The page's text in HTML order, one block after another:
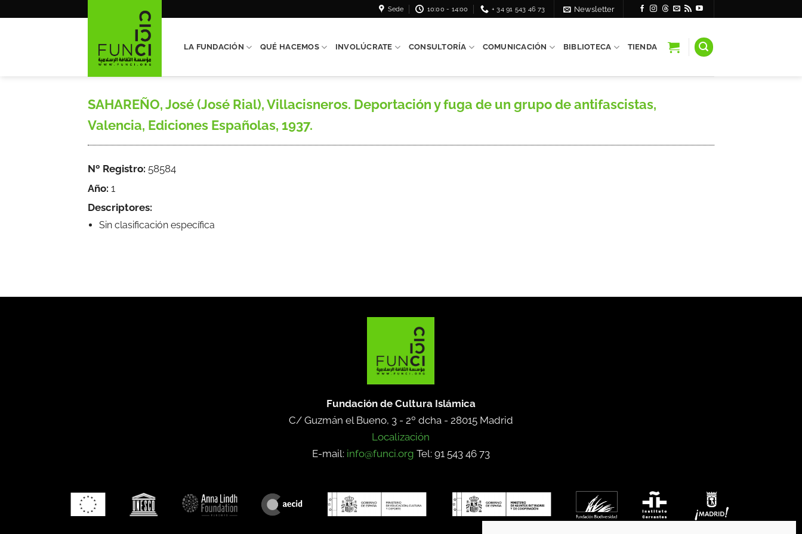
Sede 10:00 - 14:00 + 34 91 543 46 73 Newsletter
LA FUNDACIÓN QUÉ HACEMOS INVOLÚCRATE CONSULTORÍA COMUNICACIÓN BIBLIOTECA TIENDA
SAHAREÑO, José (José Rial), Villacisneros. Deportación y fuga de un grupo de antifascistas,
Valencia, Ediciones Españolas, 1937.
Nº Registro: 58584
Año: 1
Descriptores:
Sin clasificación específica
Fundación de Cultura Islámica
C/ Guzmán el Bueno, 3 - 2º dcha - 28015 Madrid
Localización
E-mail: info@funci.org Tel: 91 543 46 73